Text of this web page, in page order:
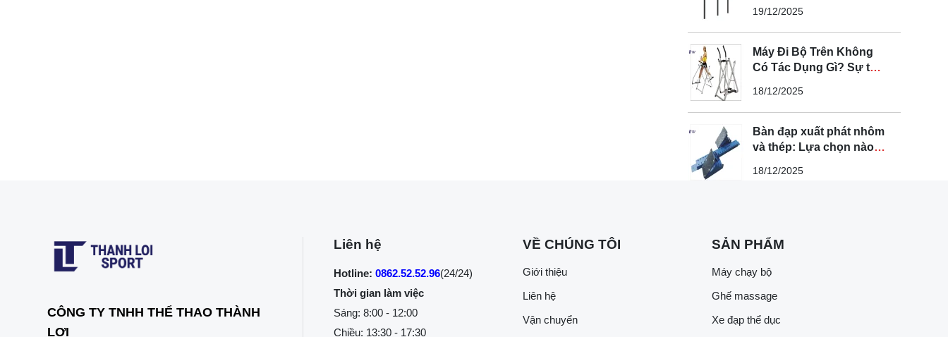
19/12/2025
Máy Đi Bộ Trên Không
Có Tác Dụng Gì? Sự thật
18/12/2025
Bàn đạp xuất phát nhôm
và thép: Lựa chọn nào
18/12/2025
CÔNG TY TNHH THỂ THAO THÀNH
LỢI
Liên hệ
Hotline: 0862.52.52.96(24/24)
Thời gian làm việc
Sáng: 8:00 - 12:00
Chiều: 13:30 - 17:30
VỀ CHÚNG TÔI
Giới thiệu
Liên hệ
Vận chuyển
SẢN PHẨM
Máy chạy bộ
Ghế massage
Xe đạp thể dục